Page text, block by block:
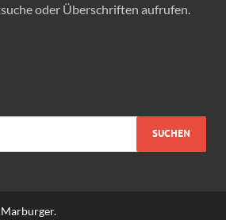
oder Überschriften aufrufen.
Marburger.